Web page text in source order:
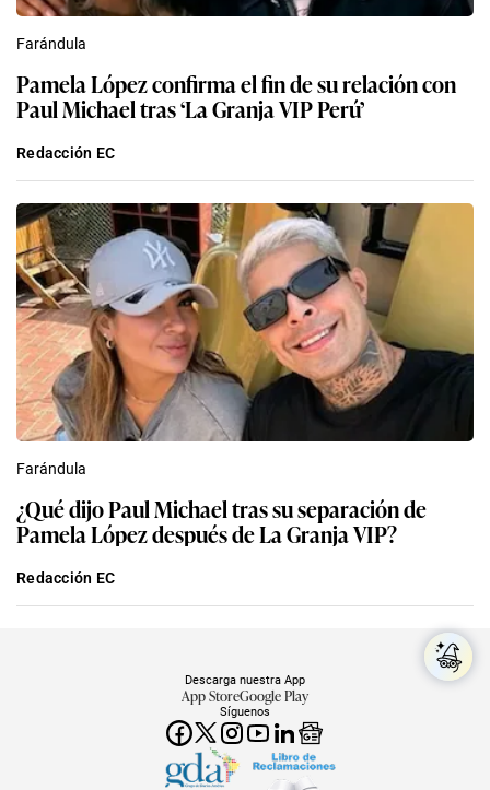
Farándula
Pamela López confirma el fin de su relación con
Paul Michael tras ‘La Granja VIP Perú’
Redacción EC
Farándula
¿Qué dijo Paul Michael tras su separación de
Pamela López después de La Granja VIP?
Redacción EC
Síguenos
Descarga nuestra App
App StoreGoogle Play